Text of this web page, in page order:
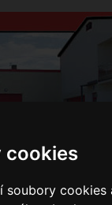
cookies
Přihlášení Ke